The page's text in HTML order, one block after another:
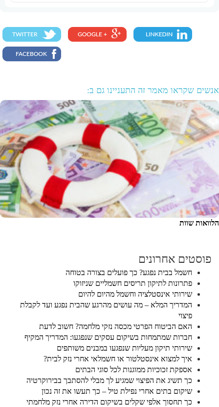
אנשים שקראו מאמר זה התעניינו גם ב:
הלוואות שוות
פוסטים אחרונים
חשמל בבית נפגע? כך פועלים בצורה בטוחה
פתרונות לתיקון תריסים חשמליים שניזוקו
שירותי אינסטלציה וחשמל מהיום להיום
המדריך המלא – מה עושים מהרגע שהבית נפגע ועד לקבלת
פיצוי
האם הביטוח הפרטי מכסה נזקי מלחמה? חשוב לדעת
חברות שמתמחות בשיקום עסקים שנפגעו: המדריך המקיף
שירותי תיקון מעליות שנפגעו במבנים משותפים
איך למצוא אינסטלטור או חשמלאי אחרי נזק לבית?
אספקת זכוכיות ממוגנות לכל סוגי הבתים
כך תשיג את הפיצוי שמגיע לך מבלי להסתבך בבירוקרטיה
שיקום בתים אחרי נפילת טיל – כך תעשו את זה נכון
כך תחסוך אלפי שקלים בשיקום הדירה אחרי נזק מלחמתי